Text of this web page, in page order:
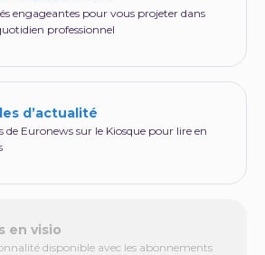
engageantes pour vous projeter dans
professionnel
d’actualité
de Euronews sur le Kiosque pour lire en
en visio
disponible avec les abonnements